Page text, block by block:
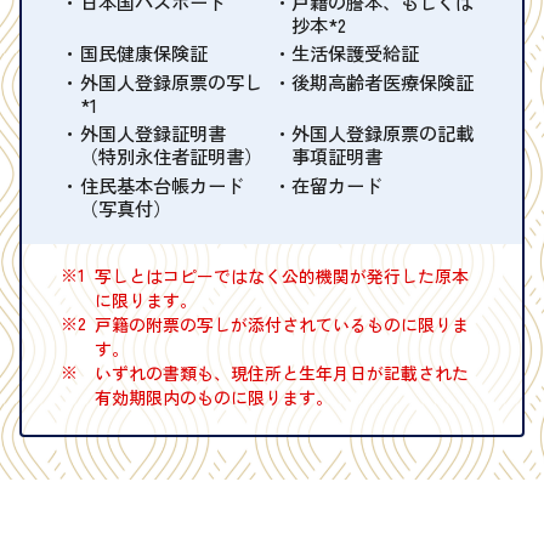
抄本*2
国民健康保険証
生活保護受給証
外国人登録原票の写し
*1
後期高齢者医療保険証
外国人登録証明書
（特別永住者証明書）
外国人登録原票の記載
事項証明書
住民基本台帳カード
（写真付）
在留カード
※1 写しとはコピーではなく公的機関が発行した原本
に限ります。
※2 戸籍の附票の写しが添付されているものに限りま
す。
※
いずれの書類も、現住所と生年月日が記載された
有効期限内のものに限ります。